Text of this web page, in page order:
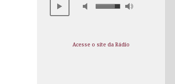
Acesse o site da Rádio